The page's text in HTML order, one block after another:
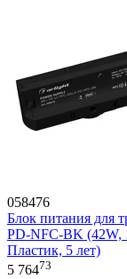
058476
Блок питания для
PD-NFC-BK (42W,
Пластик, 5 лет)
5 76473